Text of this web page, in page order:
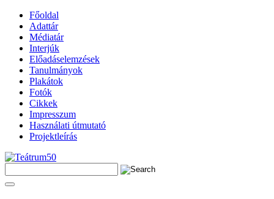
Főoldal
Adattár
Médiatár
Interjúk
Előadáselemzések
Tanulmányok
Plakátok
Fotók
Cikkek
Impresszum
Használati útmutató
Projektleírás